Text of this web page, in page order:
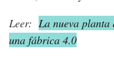
Leer: La nueva planta
una fábrica 4.0